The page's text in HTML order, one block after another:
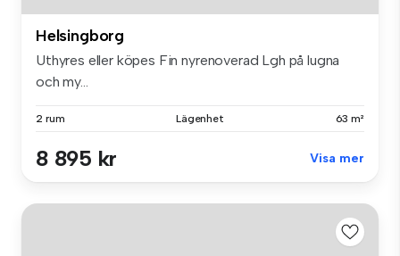
Helsingborg
Uthyres eller köpes Fin nyrenoverad Lgh på lugna
och my...
2 rum Lägenhet 63 m²
8 895 kr Visa mer